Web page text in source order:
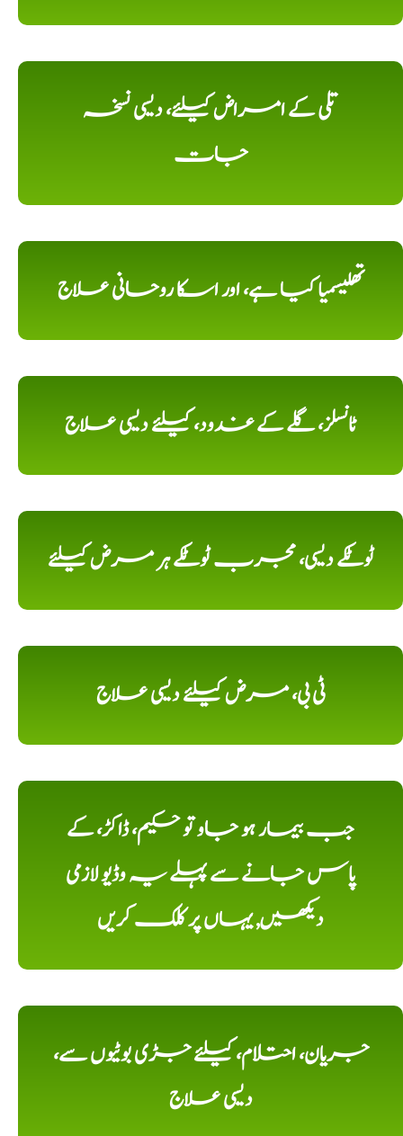
تلی کے امراض کیلئے، دیسی نسخہ
جات
تھلیسمیا کیا ہے، اور اسکا روحانی علاج
ٹانسلز، گلے کے غدود، کیلئے دیسی علاج
ٹوٹکے دیسی، مجرب ٹوٹکے ہر مرض کیلئے
ٹی بی، مرض کیلئے دیسی علاج
جب بیمار ہو جاو تو حکیم، ڈاکڑ، کے
پاس جانے سے پہلے یہ وڈیو لازمی
دیکھیں, یہاں پر کلک کریں
جریان، احتلام، کیلئے جڑی بوٹیوں سے،
دیسی علاج